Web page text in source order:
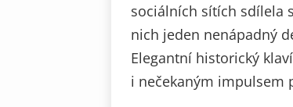
sociálních sítích sdílela
nich jeden nenápadný
Elegantní historický
i nečekaným impulsem